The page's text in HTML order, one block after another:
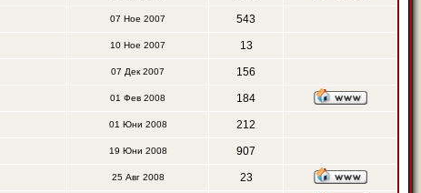
07 Ное 2007 543
10 Ное 2007 13
07 Дек 2007 156
01 Фев 2008 184
01 Юни 2008 212
19 Юни 2008 907
25 Авг 2008 23